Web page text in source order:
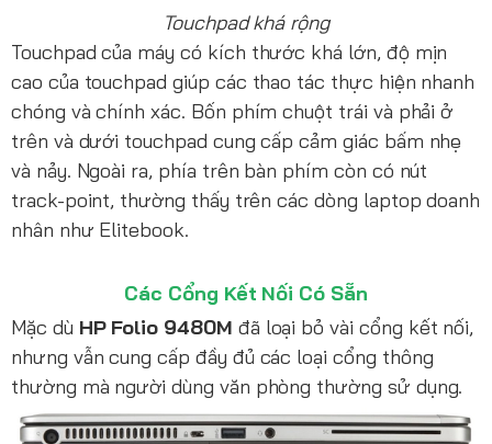
Touchpad khá rộng
Touchpad của máy có kích thước khá lớn, độ mịn
cao của touchpad giúp các thao tác thực hiện nhanh
chóng và chính xác. Bốn phím chuột trái và phải ở
trên và dưới touchpad cung cấp cảm giác bấm nhẹ
và nảy. Ngoài ra, phía trên bàn phím còn có nút
track-point, thường thấy trên các dòng laptop doanh
nhân như Elitebook.
Các Cổng Kết Nối Có Sẵn
Mặc dù HP Folio 9480M đã loại bỏ vài cổng kết nối,
nhưng vẫn cung cấp đầy đủ các loại cổng thông
thường mà người dùng văn phòng thường sử dụng.